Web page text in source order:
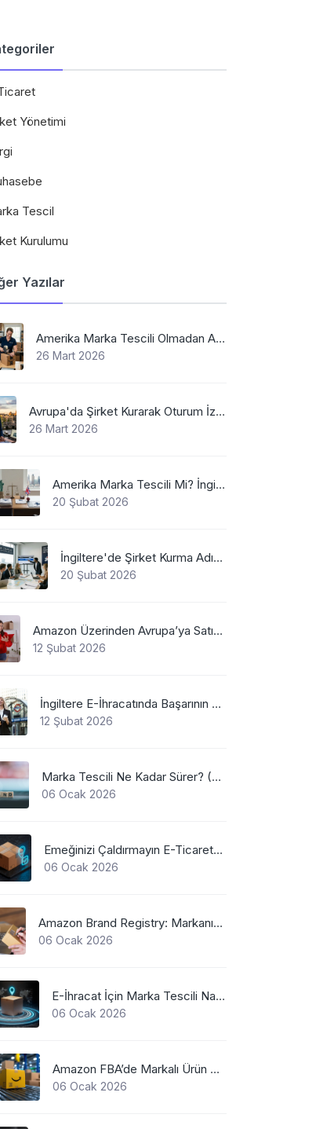
Yönetimi
Tescil
Kurulumu
Yazılar
Amerika Marka Tescili Olmadan Amazon'da Satış Mümkün Mü
26 Mart 2026
Avrupa'da Şirket Kurarak Oturum İzni Alınabilecek En Mantıklı Ülkeler Nelerdir?
26 Mart 2026
Amerika Marka Tescili Mi? İngiltere Mi?
20 Şubat 2026
İngiltere'de Şirket Kurma Adımları
20 Şubat 2026
Amazon Üzerinden Avrupa’ya Satış Yaparken Marka Tescilinin Önemi
12 Şubat 2026
İngiltere E-İhracatında Başarının Anahtarı: Marka Tescili
12 Şubat 2026
Marka Tescili Ne Kadar Sürer? (2026 Güncel Süreler)
06 Ocak 2026
Emeğinizi Çaldırmayın E-Ticarette Marka Koruma
06 Ocak 2026
Amazon Brand Registry: Markanızı Hijackerlardan Koruyun
06 Ocak 2026
E-İhracat İçin Marka Tescili Nasıl Yapılır?
06 Ocak 2026
Amazon FBA’de Markalı Ürün Gönderimi
06 Ocak 2026